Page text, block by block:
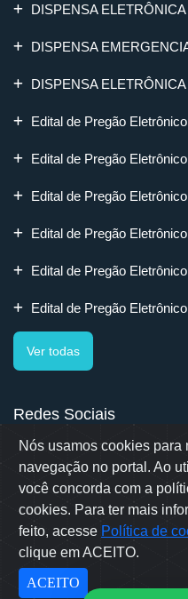
Nós usamos cookies
navegação no portal. Ao
você concorda com a
cookies. Para ter mais
feito, acesse Política de
clique em ACEITO.
ACEITO
DISPENSA ELETRÔNICA
DISPENSA
DISPENSA ELETRÔNICA
Edital de Pregão
Edital de Pregão
Edital de Pregão
Edital de Pregão
Edital de Pregão
Edital de Pregão
Ver todas
Redes Sociais
Rua Erwino Menegotti, 478 -
Samae © 2022 -
Desenvolvido por: